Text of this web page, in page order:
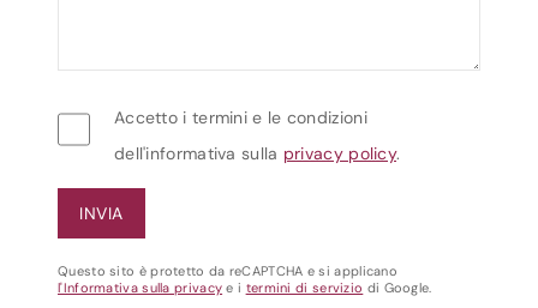
Accetto i termini e le condizioni
dell'informativa sulla privacy policy.
Questo sito è protetto da reCAPTCHA e si applicano
l'Informativa sulla privacy e i termini di servizio di Google.